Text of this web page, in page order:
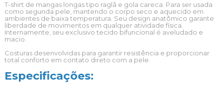
T-shirt de mangas longas tipo raglã e gola careca. Para ser usada
como segunda pele, mantendo o corpo seco e aquecido em
ambientes de baixa temperatura. Seu design anatômico garante
liberdade de movimentos em qualquer atividade física.
Internamente, seu exclusivo tecido bifuncional é aveludado e
macio.
Costuras desenvolvidas para garantir resistência e proporcionar
total conforto em contato direto com a pele.
Especificações: